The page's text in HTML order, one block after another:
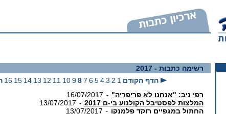
רשימה כתבות - 2017
הדף הקודם 1
2
3
4
5
6
7
8
9
10
11
12
13
14
15
16
רפי ניב: "אנחנו לא פריפריה" -
16/07/2017
המלצות לפסטיבל הקולנוע בי-ם 2017
-
13/07/2017
החתול במגפיים רוקד פלמנקו -
13/07/2017